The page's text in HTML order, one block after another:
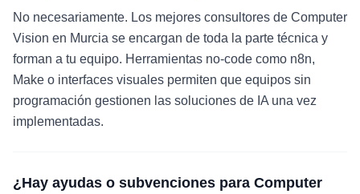
No necesariamente. Los mejores consultores de Computer
Vision en Murcia se encargan de toda la parte técnica y
forman a tu equipo. Herramientas no-code como n8n,
Make o interfaces visuales permiten que equipos sin
programación gestionen las soluciones de IA una vez
implementadas.
¿Hay ayudas o subvenciones para Computer